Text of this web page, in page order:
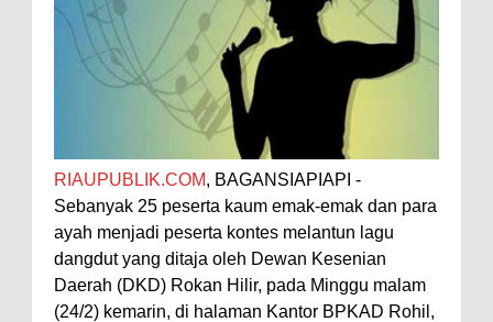
RIAUPUBLIK.COM, BAGANSIAPIAPI -
Sebanyak 25 peserta kaum emak-emak dan para
ayah menjadi peserta kontes melantun lagu
dangdut yang ditaja oleh Dewan Kesenian
Daerah (DKD) Rokan Hilir, pada Minggu malam
(24/2) kemarin, di halaman Kantor BPKAD Rohil,